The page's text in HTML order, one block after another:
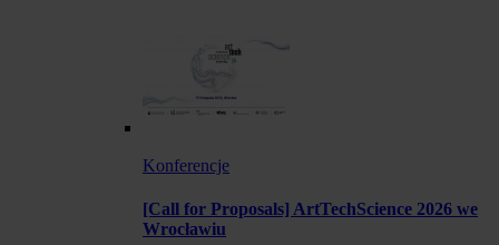
Konferencje
[Call for Proposals] ArtTechScience 2026 we
Wrocławiu